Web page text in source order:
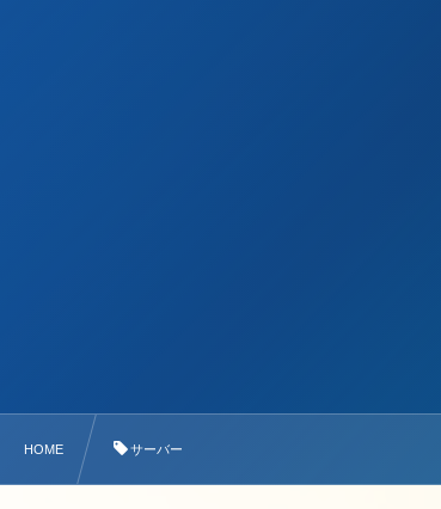
HOME サーバー